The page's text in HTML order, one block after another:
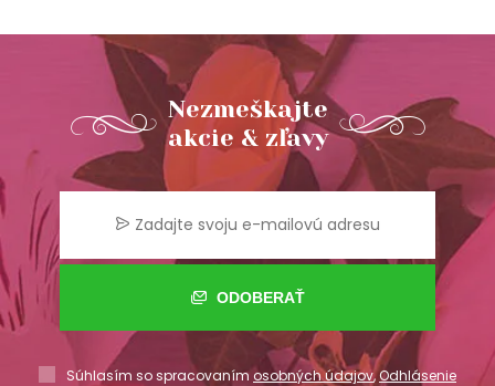
Nezmeškajte
akcie & zľavy
ODOBERAŤ
Súhlasím so spracovaním osobných údajov,Odhlásenie